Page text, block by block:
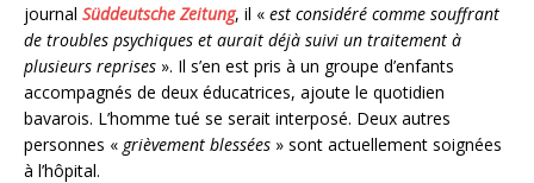
journal Süddeutsche Zeitung, il « est considéré comme souffrant
de troubles psychiques et aurait déjà suivi un traitement à
plusieurs reprises ». Il s’en est pris à un groupe d’enfants
accompagnés de deux éducatrices, ajoute le quotidien
bavarois. L’homme tué se serait interposé. Deux autres
personnes « grièvement blessées » sont actuellement soignées
à l’hôpital.